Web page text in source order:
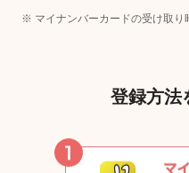
※ マイナンバーカードの受け取り
登録方法